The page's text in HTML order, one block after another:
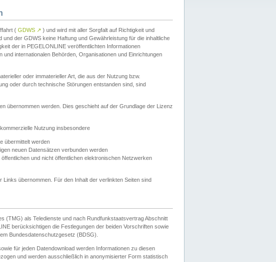
( GDWS ↗ ) und wird mit aller Sorgfalt auf Richtigkeit und
der GDWS keine Haftung und Gewährleistung für die inhaltliche
der in PEGELONLINE veröffentlichten Informationen
internationalen Behörden, Organisationen und Einrichtungen
oder immaterieller Art, die aus der Nutzung bzw.
oder durch technische Störungen entstanden sind, sind
übernommen werden. Dies geschieht auf der Grundlage der Lizenz
Nutzung insbesondere
übermittelt werden
neuen Datensätzen verbunden werden
und nicht öffentlichen elektronischen Netzwerken
übernommen. Für den Inhalt der verlinkten Seiten sind
(TMG) als Teledienste und nach Rundfunkstaatsvertrag Abschnitt
berücksichtigen die Festlegungen der beiden Vorschriften sowie
Bundesdatenschutzgesetz (BDSG).
für jeden Datendownload werden Informationen zu diesen
und werden ausschließlich in anonymisierter Form statistisch